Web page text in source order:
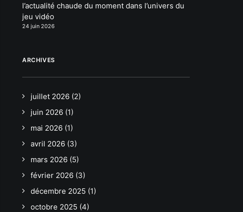
l’actualité chaude du moment dans l’univers du
jeu vidéo
24 juin 2026
ARCHIVES
juillet 2026 (2)
juin 2026 (1)
mai 2026 (1)
avril 2026 (3)
mars 2026 (5)
février 2026 (3)
décembre 2025 (1)
octobre 2025 (4)